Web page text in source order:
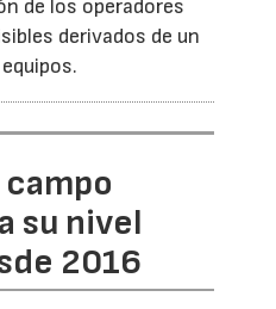
de los operadores
derivados de un
su nivel
2016